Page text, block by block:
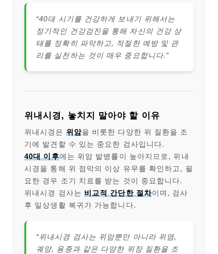
“40대 시기를 건강하게 보내기 위해서는
정기적인 건강검진을 통해 자신의 건강 상
태를 정확히 파악하고, 적절한 예방 및 관
리를 실천하는 것이 매우 중요합니다.”
위내시경, 놓치지 말아야 할 이유
위내시경은 위암을 비롯한 다양한 위 질환을 조
기에 발견할 수 있는 중요한 검사입니다.
40대 이후에는 위암 발병률이 높아지므로, 위내
시경을 통해 위 점막의 이상 유무를 확인하고, 필
요한 경우 조기 치료를 받는 것이 중요합니다.
위내시경 검사는 비교적 간단한 절차이며, 검사
후 일상생활 복귀가 가능합니다.
“위내시경 검사는 위암뿐만 아니라 위염,
궤양, 용종과 같은 다양한 위장 질환을 조